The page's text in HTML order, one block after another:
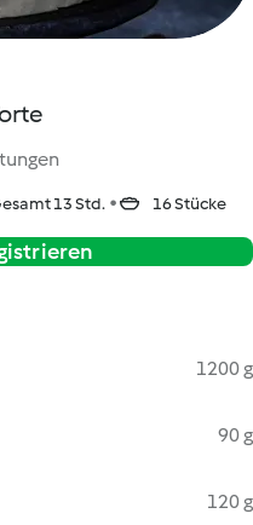
13 Std. 16 Stücke
1200 g
90 g
120 g